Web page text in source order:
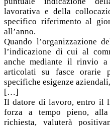
lavorativa e della
specifico riferimento al
all’anno.
Quando l’organizzazione
l’indicazione di cui al
anche mediante il rinvio
articolati su fasce orarie
specifiche esigenze
[…]
Il datore di lavoro, entro il
forza a tempo pieno,
richiesta, valuterà